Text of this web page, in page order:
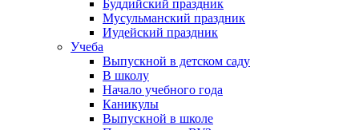
Буддийский праздник
Мусульманский праздник
Иудейский праздник
Учеба
Выпускной в детском саду
В школу
Начало учебного года
Каникулы
Выпускной в школе